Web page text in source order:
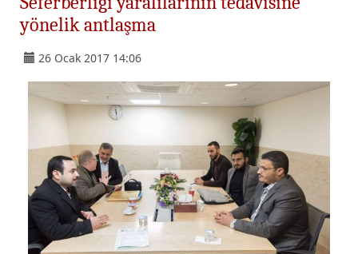
yönelik antlaşma
26 Ocak 2017 14:06